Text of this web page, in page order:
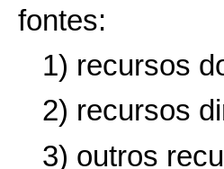
fontes:
1) recursos
2) recursos
3) outros